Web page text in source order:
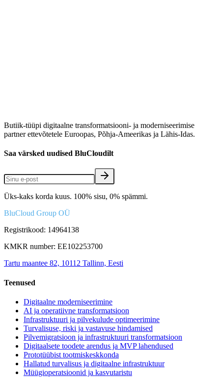
Butiik-tüüpi digitaalne transformatsiooni- ja moderniseerimise
partner ettevõtetele Euroopas, Põhja-Ameerikas ja Lähis-Idas.
Saa värsked uudised BluCloudilt
Üks-kaks korda kuus. 100% sisu, 0% spämmi.
BluCloud Group OÜ
Registrikood: 14964138
KMKR number: EE102253700
Tartu maantee 82, 10112 Tallinn, Eesti
Teenused
Digitaalne moderniseerimine
AI ja operatiivne transformatsioon
Infrastruktuuri ja pilvekulude optimeerimine
Turvalisuse, riski ja vastavuse hindamised
Pilvemigratsioon ja infrastruktuuri transformatsioon
Digitaalsete toodete arendus ja MVP lahendused
Prototüübist tootmiskeskkonda
Hallatud turvalisus ja digitaalne infrastruktuur
Müügioperatsioonid ja kasvutaristu